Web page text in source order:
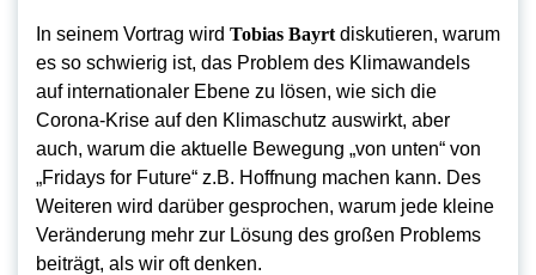
In seinem Vortrag wird Tobias Bayrt diskutieren, warum
es so schwierig ist, das Problem des Klimawandels
auf internationaler Ebene zu lösen, wie sich die
Corona-Krise auf den Klimaschutz auswirkt, aber
auch, warum die aktuelle Bewegung „von unten“ von
„Fridays for Future“ z.B. Hoffnung machen kann. Des
Weiteren wird darüber gesprochen, warum jede kleine
Veränderung mehr zur Lösung des großen Problems
beiträgt, als wir oft denken.